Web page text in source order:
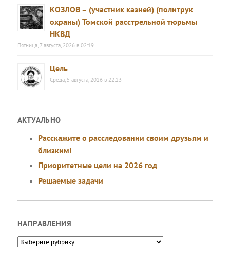
КОЗЛОВ – (участник казней) (политрук
охраны) Томской расстрельной тюрьмы
НКВД
Пятница, 7 августа, 2026 в 02:19
Цель
Среда, 5 августа, 2026 в 22:23
АКТУАЛЬНО
Расскажите о расследовании своим друзьям и
близким!
Приоритетные цели на 2026 год
Решаемые задачи
НАПРАВЛЕНИЯ
Направления